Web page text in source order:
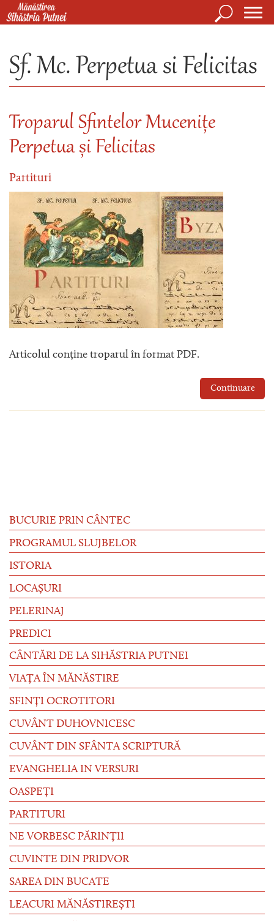
Mergi la conţinutul principal
Căutare
Sf. Mc. Perpetua si Felicitas
Troparul Sfintelor Mucenițe
Perpetua și Felicitas
Partituri
Articolul conține troparul în format PDF.
Continuare
BUCURIE PRIN CÂNTEC
PROGRAMUL SLUJBELOR
ISTORIA
LOCAȘURI
PELERINAJ
PREDICI
CÂNTĂRI DE LA SIHĂSTRIA PUTNEI
VIAȚA ÎN MĂNĂSTIRE
SFINȚI OCROTITORI
CUVÂNT DUHOVNICESC
CUVÂNT DIN SFÂNTA SCRIPTURĂ
EVANGHELIA IN VERSURI
OASPEȚI
PARTITURI
NE VORBESC PĂRINȚII
CUVINTE DIN PRIDVOR
SAREA DIN BUCATE
LEACURI MĂNĂSTIREȘTI